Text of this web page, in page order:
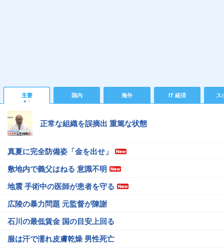
主要 国内 海外 IT 経済 ス
正常な組織を誤摘出 重篤な状態
真夏に完全防備姿「金を出せ」
敷地内で義父はねる 意識不明
地震 手術中の医師が患者を守る
広陵の暴力問題 元監督が陳謝
石川の最低賃金 国の目安上回る
服は汗で濡れ皮膚乾燥 男性死亡